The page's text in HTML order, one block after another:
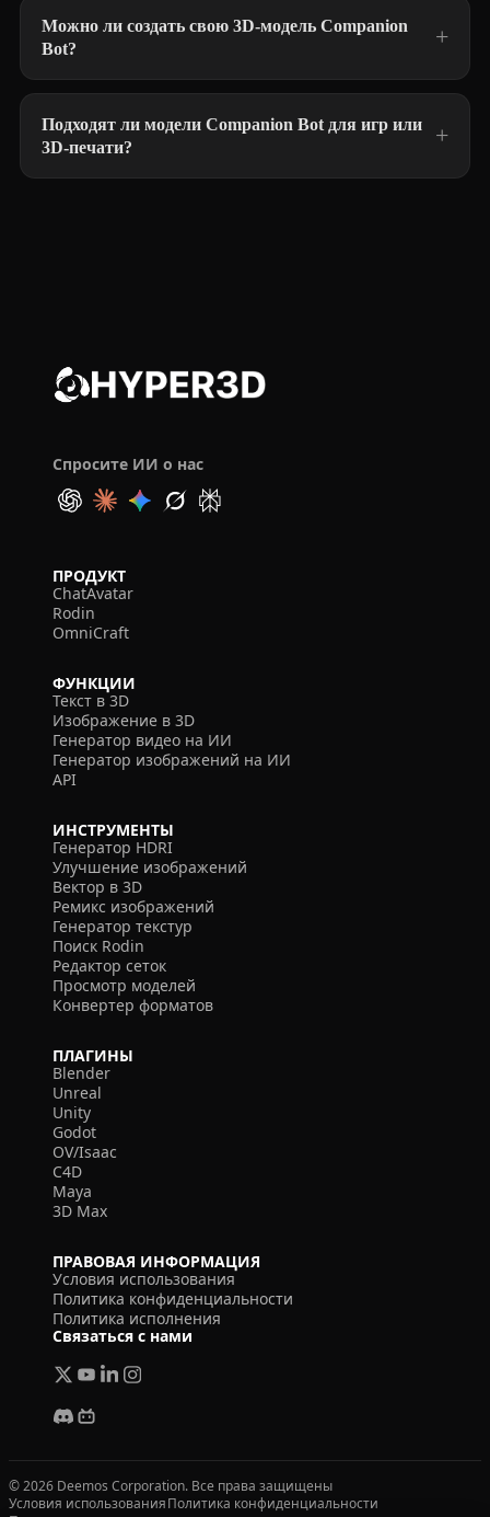
Можно ли создать свою 3D-модель Companion
Bot?
Подходят ли модели Companion Bot для игр или
3D-печати?
Спросите ИИ о нас
ПРОДУКТ
ChatAvatar
Rodin
OmniCraft
ФУНКЦИИ
Текст в 3D
Изображение в 3D
Генератор видео на ИИ
Генератор изображений на ИИ
API
ИНСТРУМЕНТЫ
Генератор HDRI
Улучшение изображений
Вектор в 3D
Ремикс изображений
Генератор текстур
Поиск Rodin
Редактор сеток
Просмотр моделей
Конвертер форматов
ПЛАГИНЫ
Blender
Unreal
Unity
Godot
OV/Isaac
C4D
Maya
3D Max
ПРАВОВАЯ ИНФОРМАЦИЯ
Условия использования
Политика конфиденциальности
Политика исполнения
Связаться с нами
© 2026 Deemos Corporation. Все права защищены
Условия использованияПолитика конфиденциальности